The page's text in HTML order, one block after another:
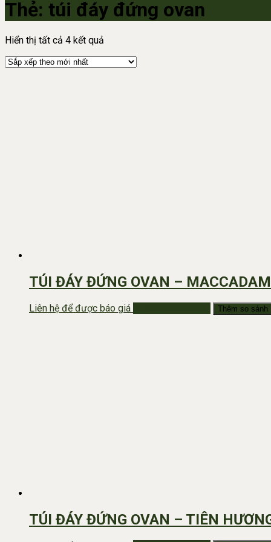
Thẻ: túi đáy đứng ovan
Hiển thị tất cả 4 kết quả
TÚI ĐÁY ĐỨNG OVAN –
Liên hệ để được báo giá Thêm so sánh
TÚI ĐÁY ĐỨNG OVAN – TIÊN